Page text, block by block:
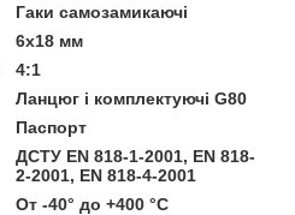
Гаки самозамикаючі
6x18 мм
4:1
Ланцюг і комплектуючі G80
Паспорт
ДСТУ EN 818-1-2001, EN 818-
2-2001, EN 818-4-2001
От -40° до +400 °С